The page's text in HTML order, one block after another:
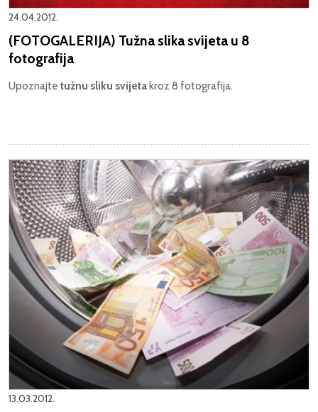
24.04.2012.
(FOTOGALERIJA) Tužna slika svijeta u 8
fotografija
Upoznajte tužnu sliku svijetakroz 8 fotografija.
13.03.2012.